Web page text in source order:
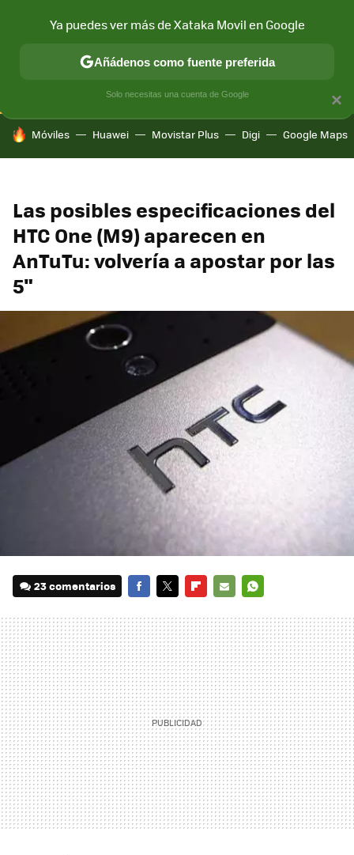
CONECTIVIDAD MÓVIL Y SOCIEDAD APLICACIONES
HOY SE HABLA DE
Móviles Huawei Movistar Plus Digi Google Maps
Las posibles especificaciones del
HTC One (M9) aparecen en
AnTuTu: volvería a apostar por las
5"
23 comentarios
MAIL
×
Ya puedes ver más de Xataka Movil en Google
Añádenos como fuente preferida
Solo necesitas una cuenta de Google